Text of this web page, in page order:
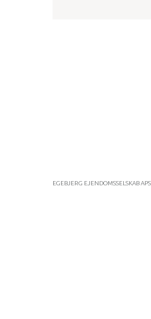
EGEBJERG EJENDOMSSELSKAB